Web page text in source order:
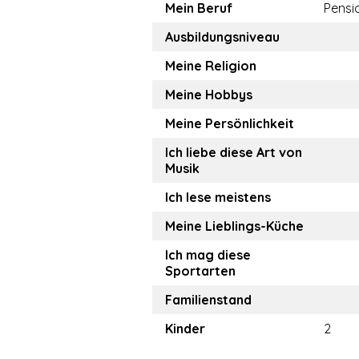
Mein Beruf
Ausbildungsniveau
Meine Religion
Meine Hobbys
Meine Persönlichkeit
Ich liebe diese Art von
Musik
Ich lese meistens
Meine Lieblings-Küche
Ich mag diese
Sportarten
Familienstand
Kinder
2